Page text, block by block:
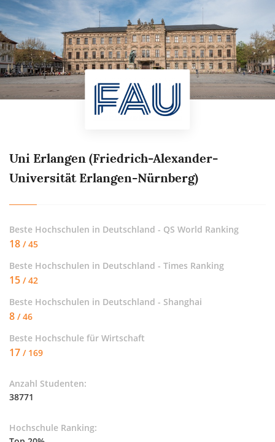
Uni Erlangen (Friedrich-Alexander-
Universität Erlangen-Nürnberg)
Beste Hochschulen in Deutschland - QS World Ranking
18 / 45
Beste Hochschulen in Deutschland - Times Ranking
15 / 42
Beste Hochschulen in Deutschland - Shanghai
8 / 46
Beste Hochschule für Wirtschaft
17 / 169
Anzahl Studenten:
38771
Hochschule Ranking: